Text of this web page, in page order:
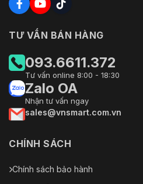
TƯ VẤN BÁN HÀNG
093.6611.372
Tư vấn online 8:00 - 18:30
Zalo OA
Nhận tư vấn ngay
sales@vnsmart.com.vn
CHÍNH SÁCH
Chính sách bảo hành